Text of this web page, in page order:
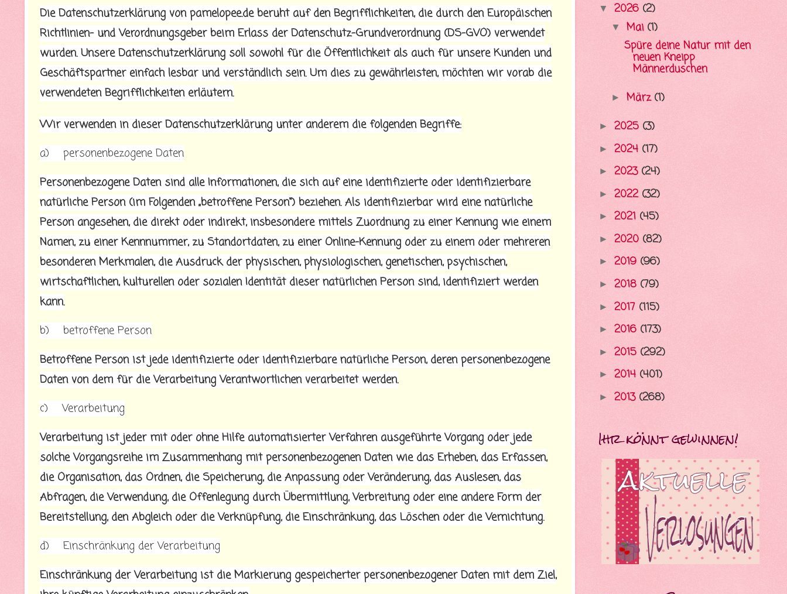
Die Datenschutzerklärung von pamelopee.de beruht auf den Begrifflichkeiten, die durch den Europäischen
Richtlinien- und Verordnungsgeber beim Erlass der Datenschutz-Grundverordnung (DS-GVO) verwendet
wurden. Unsere Datenschutzerklärung soll sowohl für die Öffentlichkeit als auch für unsere Kunden und
Geschäftspartner einfach lesbar und verständlich sein. Um dies zu gewährleisten, möchten wir vorab die
verwendeten Begrifflichkeiten erläutern.
Wir verwenden in dieser Datenschutzerklärung unter anderem die folgenden Begriffe:
a) personenbezogene Daten
Personenbezogene Daten sind alle Informationen, die sich auf eine identifizierte oder identifizierbare
natürliche Person (im Folgenden „betroffene Person“) beziehen. Als identifizierbar wird eine natürliche
Person angesehen, die direkt oder indirekt, insbesondere mittels Zuordnung zu einer Kennung wie einem
Namen, zu einer Kennnummer, zu Standortdaten, zu einer Online-Kennung oder zu einem oder mehreren
besonderen Merkmalen, die Ausdruck der physischen, physiologischen, genetischen, psychischen,
wirtschaftlichen, kulturellen oder sozialen Identität dieser natürlichen Person sind, identifiziert werden
kann.
b) betroffene Person
Betroffene Person ist jede identifizierte oder identifizierbare natürliche Person, deren personenbezogene
Daten von dem für die Verarbeitung Verantwortlichen verarbeitet werden.
c) Verarbeitung
Verarbeitung ist jeder mit oder ohne Hilfe automatisierter Verfahren ausgeführte Vorgang oder jede
solche Vorgangsreihe im Zusammenhang mit personenbezogenen Daten wie das Erheben, das Erfassen,
die Organisation, das Ordnen, die Speicherung, die Anpassung oder Veränderung, das Auslesen, das
Abfragen, die Verwendung, die Offenlegung durch Übermittlung, Verbreitung oder eine andere Form der
Bereitstellung, den Abgleich oder die Verknüpfung, die Einschränkung, das Löschen oder die Vernichtung.
d) Einschränkung der Verarbeitung
Einschränkung der Verarbeitung ist die Markierung gespeicherter personenbezogener Daten mit dem Ziel,
▼ 2026 (2)
▼ Mai (1)
Spüre deine Natur mit den
neuen Kneipp
Männerduschen
► März(1)
► 2025 (3)
► 2024 (17)
► 2023 (24)
► 2022 (32)
► 2021 (45)
► 2020 (82)
► 2019 (96)
► 2018 (79)
► 2017 (115)
► 2016 (173)
► 2015 (292)
► 2014 (401)
► 2013 (268)
Ihr könnt gewinnen!